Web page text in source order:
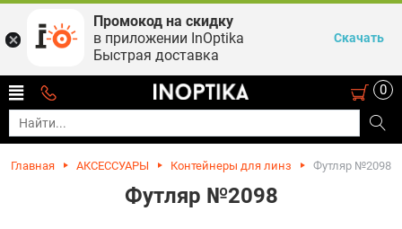
0
Главная АКСЕССУАРЫ Контейнеры для линз Футляр №2098
Футляр №2098
Промокод на скидку
в приложении InOptika
Быстрая доставка
Скачать